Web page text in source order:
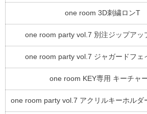
one room 3D刺繍ロンT
one room party vol.7 別注ジップアッ
one room party vol.7 ジャガードフェ
one room KEY専用 キーチャ
one room party vol.7 アクリルキーホルダ